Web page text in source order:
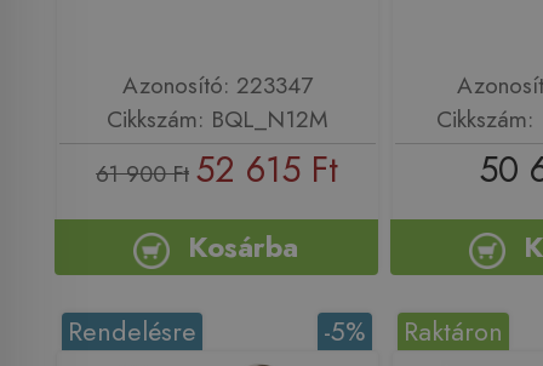
Azonosító: 223347
Cikkszám: BQL_N12M
61 900 Ft 52 615 Ft
Kosárba
50
-5%
Rendelésre Raktáron